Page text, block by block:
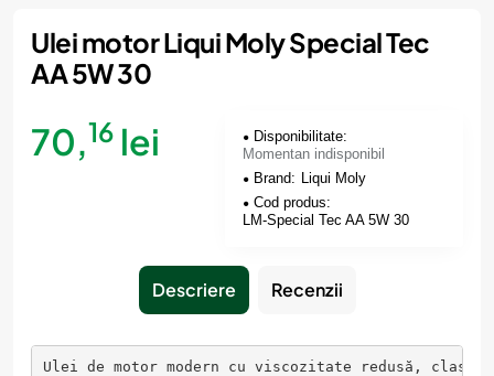
Momentan indisponibil
Ulei motor Liqui Moly Special Tec
AA 5W 30
70,16 lei
Disponibilitate:
Momentan indisponibil
Brand: Liqui Moly
Cod produs:
LM-Special Tec AA 5W 30
Descriere Recenzii
Ulei de motor modern cu viscozitate redusă,